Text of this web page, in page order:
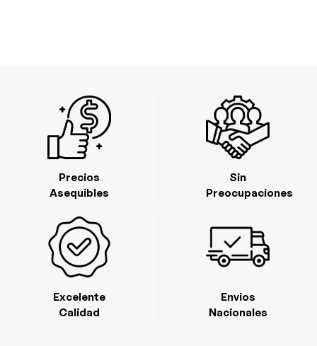
Excelente
Calidad
Precios
Asequibles
Envios
Nacionales
Sin
Preocupaciones